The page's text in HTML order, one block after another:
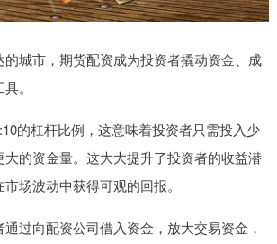
城市，期货配资成为投资者撬动资金、成
。
的杠杆比例，这意味着投资者只需投入少
的资金量。这大大提升了投资者的收益潜
场波动中获得可观的回报。
过向配资公司借入资金，放大交易资金，